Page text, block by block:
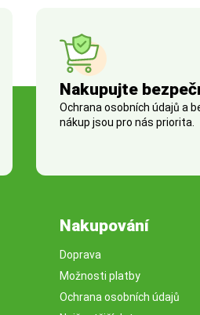
Nakupujte
Ochrana osobních údajů a
nákup jsou pro nás priorita.
Nakupování
Doprava
Možnosti platby
Ochrana osobních údajů